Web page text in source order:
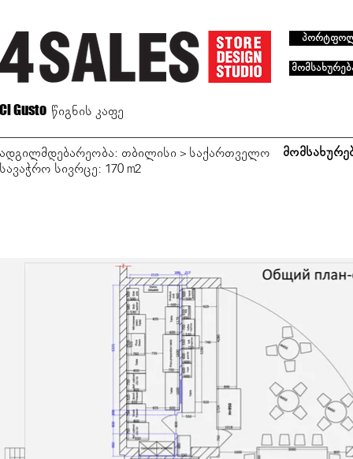
Ci Gusto წიგნის კაფე
ადგილმდებარეობა: თბილისი > საქართველო
სავაჭრო სივრცე: 170 m2